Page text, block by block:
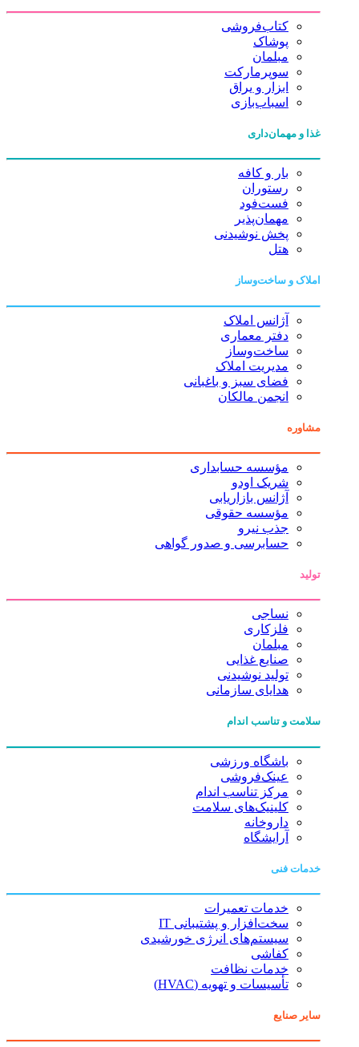
کتاب‌فروشی
پوشاک
مبلمان
سوپرمارکت
ابزار و یراق
اسباب‌بازی
غذا و مهمان‌داری
بار و کافه
رستوران
فست‌فود
مهمان‌پذیر
پخش نوشیدنی
هتل
املاک و ساخت‌وساز
آژانس املاک
دفتر معماری
ساخت‌وساز
مدیریت املاک
فضای سبز و باغبانی
انجمن مالکان
مشاوره
مؤسسه حسابداری
شریک اودو
آژانس بازاریابی
مؤسسه حقوقی
جذب نیرو
حسابرسی و صدور گواهی
تولید
نساجی
فلزکاری
مبلمان
صنایع غذایی
تولید نوشیدنی
هدایای سازمانی
سلامت و تناسب اندام
باشگاه ورزشی
عینک‌فروشی
مرکز تناسب اندام
کلینیک‌های سلامت
داروخانه
آرایشگاه
خدمات فنی
خدمات تعمیرات
سخت‌افزار و پشتیبانی IT
سیستم‌های انرژی خورشیدی
کفاشی
خدمات نظافت
تأسیسات و تهویه (HVAC)
سایر صنایع